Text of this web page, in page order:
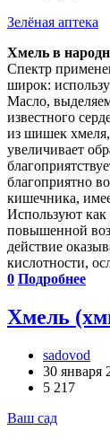
Зелёная аптека
Хмель в
Спектр
широк:
Масло,
известного
из шишек
увеличивает
благоприятно
кишечника,
Используют как
повышенной
действие
кислотности,
0 Подробнее
Хмель
sadovod
30 января
5 217
Ваш сад